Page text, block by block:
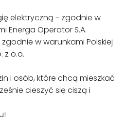
elektryczną - zgodnie w
Energa Operator S.A.
w warunkami Polskiej
z o.o.
i osób, które chcą mieszkać
cieszyć się ciszą i